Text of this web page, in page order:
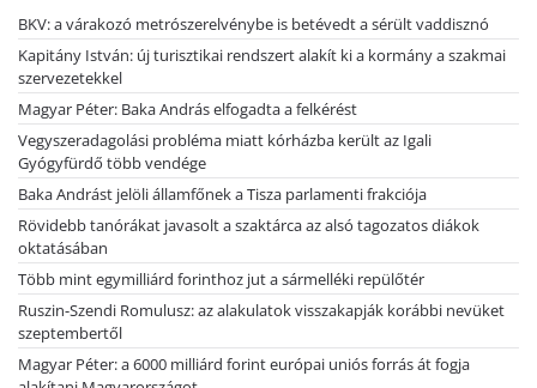
BKV: a várakozó metrószerelvénybe is betévedt a sérült vaddisznó
Kapitány István: új turisztikai rendszert alakít ki a kormány a szakmai
szervezetekkel
Magyar Péter: Baka András elfogadta a felkérést
Vegyszeradagolási probléma miatt kórházba került az Igali
Gyógyfürdő több vendége
Baka Andrást jelöli államfőnek a Tisza parlamenti frakciója
Rövidebb tanórákat javasolt a szaktárca az alsó tagozatos diákok
oktatásában
Több mint egymilliárd forinthoz jut a sármelléki repülőtér
Ruszin-Szendi Romulusz: az alakulatok visszakapják korábbi nevüket
szeptembertől
Magyar Péter: a 6000 milliárd forint európai uniós forrás át fogja